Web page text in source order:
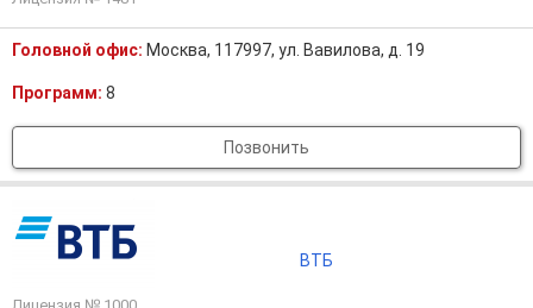
Головной офис: Москва, 117997, ул. Вавилова, д. 19
Программ: 8
Позвонить
ВТБ